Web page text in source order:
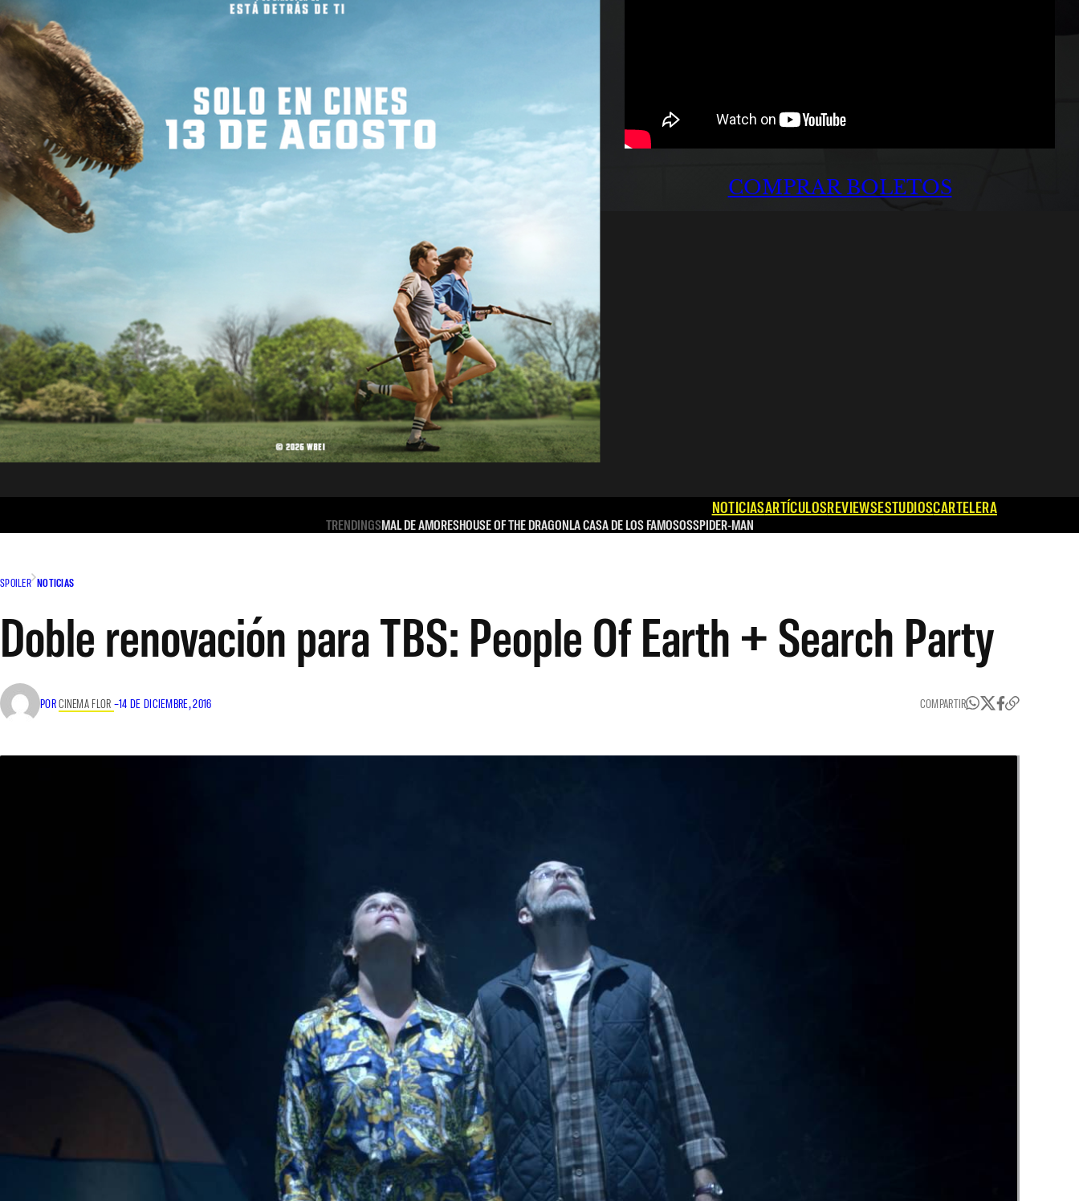
COMPRAR BOLETOS
NOTICIASARTÍCULOSREVIEWSESTUDIOSCARTELERA
TRENDINGSMAL DE AMORESHOUSE OF THE DRAGONLA CASA DE LOS FAMOSOSSPIDER-MAN
SPOILER NOTICIAS
Doble renovación para TBS: People Of Earth + Search Party
PORCINEMA FLOR –14 DE DICIEMBRE, 2016 COMPARTIR